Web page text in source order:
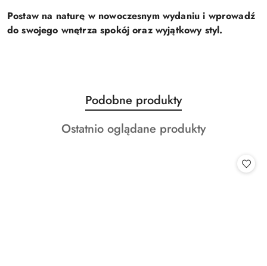
Postaw na naturę w nowoczesnym wydaniu i wprowadź
do swojego wnętrza spokój oraz wyjątkowy styl.
Pomiń karuzelę produktów
Produkty
o
statusie:
Podobne produkty
Produkty
Ostatnio oglądane produkty